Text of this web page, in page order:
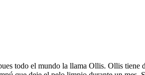
todo el mundo la llama Ollis. Ollis